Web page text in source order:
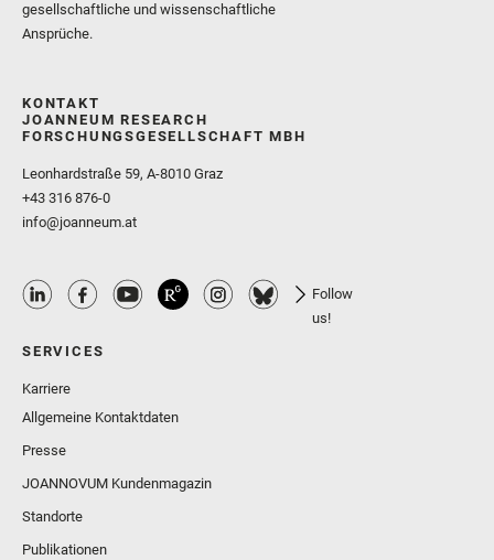
gesellschaftliche und wissenschaftliche
Ansprüche.
KONTAKT
JOANNEUM RESEARCH
FORSCHUNGSGESELLSCHAFT MBH
Leonhardstraße 59, A-8010 Graz
+43 316 876-0
info@joanneum.at
Follow
us!
SERVICES
Karriere
Allgemeine Kontaktdaten
Presse
JOANNOVUM Kundenmagazin
Standorte
Publikationen